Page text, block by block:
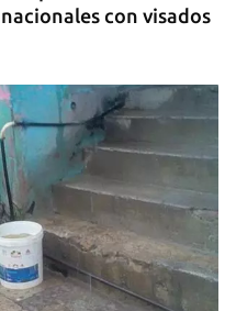
con visados